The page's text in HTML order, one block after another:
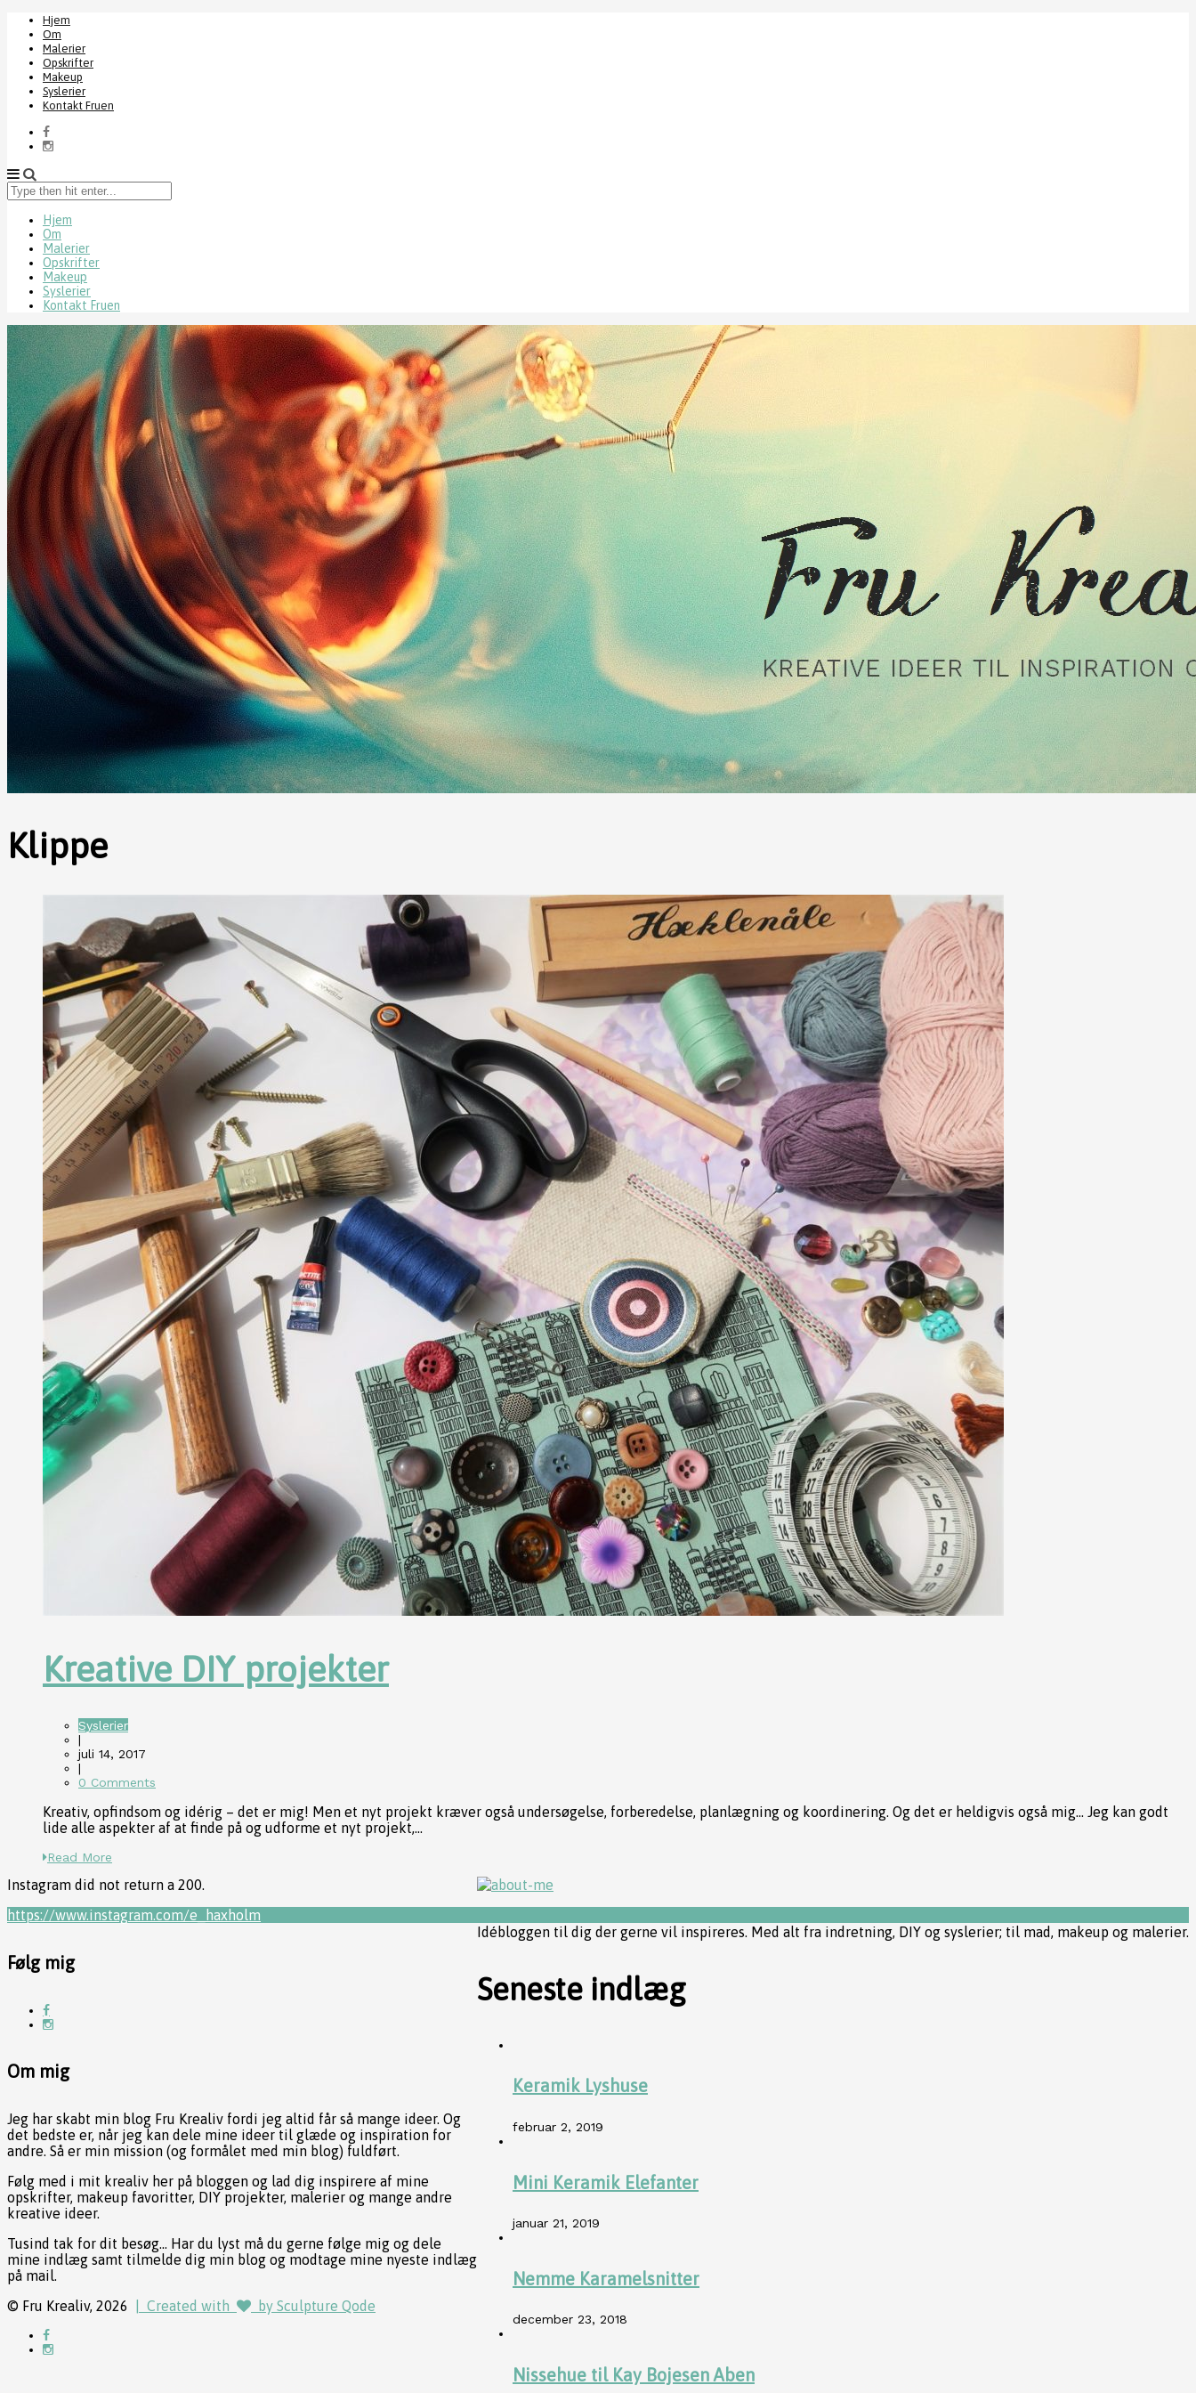
Hjem
Om
Malerier
Opskrifter
Makeup
Syslerier
Kontakt Fruen
Type
then
enter...
Hjem
Om
Malerier
Opskrifter
Makeup
Syslerier
Kontakt Fruen
Klippe
Kreative DIY projekter
Syslerier
|
juli 14, 2017
|
0 Comments
Kreativ, opfindsom og idérig – det er mig! Men et nyt projekt kræver også undersøgelse, forberedelse, planlægning og koordinering. Og det er heldigvis også mig… Jeg kan godt
lide alle aspekter af at finde på og udforme et nyt projekt,...
Read More
Idébloggen til dig der gerne vil inspireres. Med alt fra indretning, DIY og syslerier; til mad, makeup og malerier.
Seneste indlæg
Keramik Lyshuse
februar 2, 2019
Mini Keramik Elefanter
januar 21, 2019
Nemme Karamelsnitter
december 23, 2018
Nissehue til Kay Bojesen Aben
Instagram did not return a 200.
https://www.instagram.com/e_haxholm
Følg mig
Om mig
Jeg har skabt min blog Fru Krealiv fordi jeg altid får så mange ideer. Og
det bedste er, når jeg kan dele mine ideer til glæde og inspiration for
andre. Så er min mission (og formålet med min blog) fuldført.
Følg med i mit krealiv her på bloggen og lad dig inspirere af mine
opskrifter, makeup favoritter, DIY projekter, malerier og mange andre
kreative ideer.
Tusind tak for dit besøg... Har du lyst må du gerne følge mig og dele
mine indlæg samt tilmelde dig min blog og modtage mine nyeste indlæg
på mail.
© Fru Krealiv, 2026
| Created with by Sculpture Qode